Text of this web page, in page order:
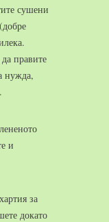
сушени
правите
нужда,
и
за
докато